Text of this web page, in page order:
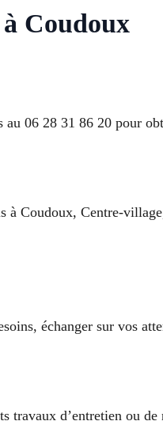
Coudoux
06 28 31 86 20 pour
Coudoux, Centre-
échanger sur vos
travaux d’entretien ou